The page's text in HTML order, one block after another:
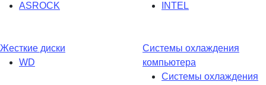
ASROCK
INTEL
Жесткие диски
WD
Системы охлаждения
компьютера
Системы охлаждения